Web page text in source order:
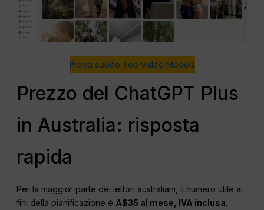
Prova subito Top Video Models
Prezzo del ChatGPT Plus
in Australia: risposta
rapida
Per la maggior parte dei lettori australiani, il numero utile ai
fini della pianificazione è A$35 al mese, IVA inclusa.